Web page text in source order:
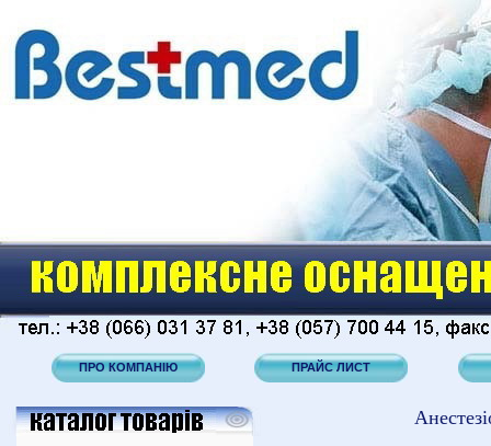
ПРО КОМПАНІЮ ПРАЙС ЛИСТ